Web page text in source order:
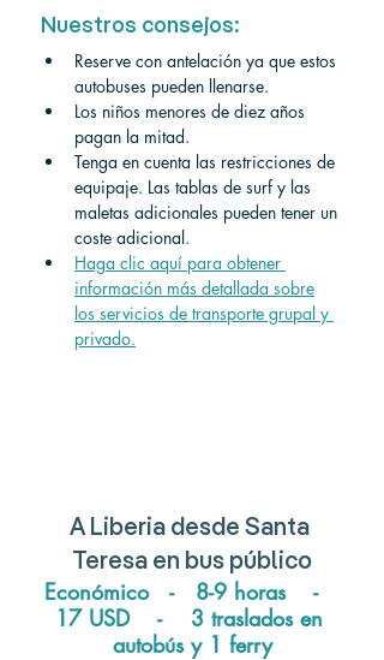
Nuestros consejos:
Reserve con antelación ya que estos
autobuses pueden llenarse.
Los niños menores de diez años
pagan la mitad.
Tenga en cuenta las restricciones de
equipaje. Las tablas de surf y las
maletas adicionales pueden tener un
coste adicional.
Haga clic aquí para obtener
información más detallada sobre
los servicios de transporte grupal y
privado.
A Liberia desde Santa
Teresa en bus público
Económico   -   8-9 horas    -
17 USD    -    3 traslados en
autobús y 1 ferry